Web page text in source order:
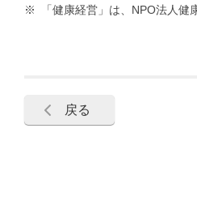
※ 「健康経営」は、NPO法人健
戻る